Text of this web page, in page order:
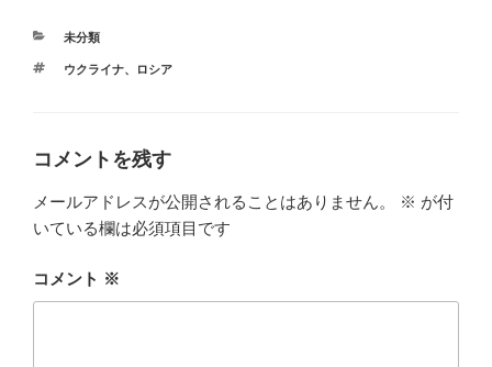
カ
ゴ
未分類
タ
ウクライナ、 ロシア
コメントを残す
メールアドレスが公開されることはありません。 ※ が付
いている欄は必須項目です
コメント ※